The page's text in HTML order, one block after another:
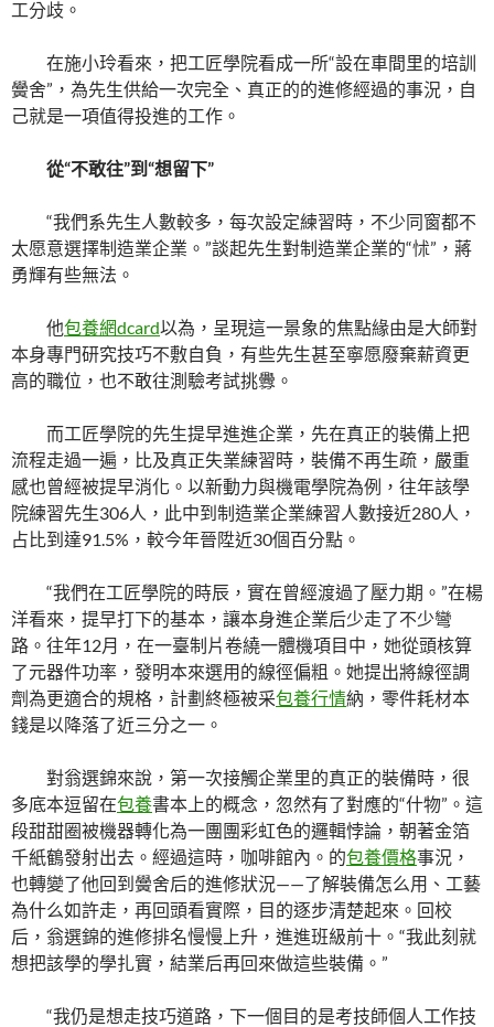
工分歧。
在施小玲看來，把工匠學院看成一所“設在車間里的培訓
黌舍”，為先生供給一次完全、真正的的進修經過的事況，自
己就是一項值得投進的工作。
從“不敢往”到“想留下”
“我們系先生人數較多，每次設定練習時，不少同窗都不
太愿意選擇制造業企業。”談起先生對制造業企業的“怵”，蔣
勇輝有些無法。
他包養網dcard以為，呈現這一景象的焦點緣由是大師對
本身專門研究技巧不敷自負，有些先生甚至寧愿廢棄薪資更
高的職位，也不敢往測驗考試挑釁。
而工匠學院的先生提早進進企業，先在真正的裝備上把
流程走過一遍，比及真正失業練習時，裝備不再生疏，嚴重
感也曾經被提早消化。以新動力與機電學院為例，往年該學
院練習先生306人，此中到制造業企業練習人數接近280人，
占比到達91.5%，較今年晉陞近30個百分點。
“我們在工匠學院的時辰，實在曾經渡過了壓力期。”在楊
洋看來，提早打下的基本，讓本身進企業后少走了不少彎
路。往年12月，在一臺制片卷繞一體機項目中，她從頭核算
了元器件功率，發明本來選用的線徑偏粗。她提出將線徑調
劑為更適合的規格，計劃終極被采包養行情納，零件耗材本
錢是以降落了近三分之一。
對翁選錦來說，第一次接觸企業里的真正的裝備時，很
多底本逗留在包養書本上的概念，忽然有了對應的“什物”。這
段甜甜圈被機器轉化為一團團彩虹色的邏輯悖論，朝著金箔
千紙鶴發射出去。經過這時，咖啡館內。的包養價格事況，
也轉變了他回到黌舍后的進修狀況——了解裝備怎么用、工藝
為什么如許走，再回頭看實際，目的逐步清楚起來。回校
后，翁選錦的進修排名慢慢上升，進進班級前十。“我此刻就
想把該學的學扎實，結業后再回來做這些裝備。”
“我仍是想走技巧道路，下一個目的是考技師個人工作技